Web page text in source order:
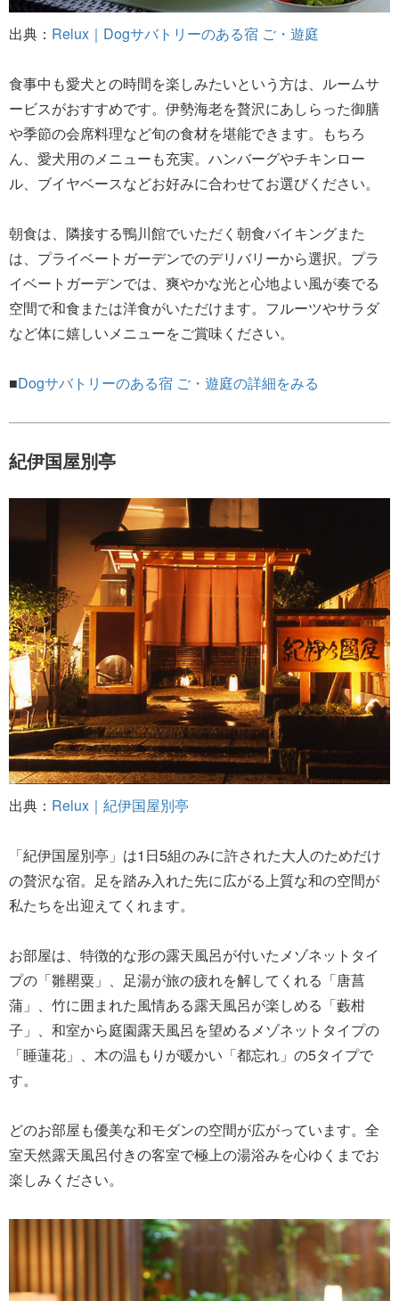
出典： Relux｜Dogサバトリーのある宿 ご・遊庭
食事中も愛犬との時間を楽しみたいという方は、ルームサ
ービスがおすすめです。伊勢海老を贅沢にあしらった御膳
や季節の会席料理など旬の食材を堪能できます。もちろ
ん、愛犬用のメニューも充実。ハンバーグやチキンロー
ル、ブイヤベースなどお好みに合わせてお選びください。
朝食は、隣接する鴨川館でいただく朝食バイキングまた
は、プライベートガーデンでのデリバリーから選択。プラ
イベートガーデンでは、爽やかな光と心地よい風が奏でる
空間で和食または洋食がいただけます。フルーツやサラダ
など体に嬉しいメニューをご賞味ください。
■Dogサバトリーのある宿 ご・遊庭の詳細をみる
紀伊国屋別亭
出典： Relux｜紀伊国屋別亭
「紀伊国屋別亭」は1日5組のみに許された大人のためだけ
の贅沢な宿。足を踏み入れた先に広がる上質な和の空間が
私たちを出迎えてくれます。
お部屋は、特徴的な形の露天風呂が付いたメゾネットタイ
プの「雛罌粟」、足湯が旅の疲れを解してくれる「唐菖
蒲」、竹に囲まれた風情ある露天風呂が楽しめる「藪柑
子」、和室から庭園露天風呂を望めるメゾネットタイプの
「睡蓮花」、木の温もりが暖かい「都忘れ」の5タイプで
す。
どのお部屋も優美な和モダンの空間が広がっています。全
室天然露天風呂付きの客室で極上の湯浴みを心ゆくまでお
楽しみください。